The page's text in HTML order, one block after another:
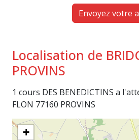
Envoyez votre
Localisation de
PROVINS
1 cours DES BENEDICTINS a
FLON 77160 PROVINS
+